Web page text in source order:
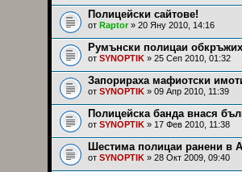
Полицейски сайтове!
от Raptor » 20 Яну 2010, 14:16
Румънски полицаи
от SYNOPTIK » 25 Сеп 2010, 01:32
Запорираха мафиотски
от SYNOPTIK » 09 Апр 2010, 11:39
Полицейска банда внася
от SYNOPTIK » 17 Фев 2010, 11:38
Шестима полицаи ранени в
от SYNOPTIK » 28 Окт 2009, 09:40